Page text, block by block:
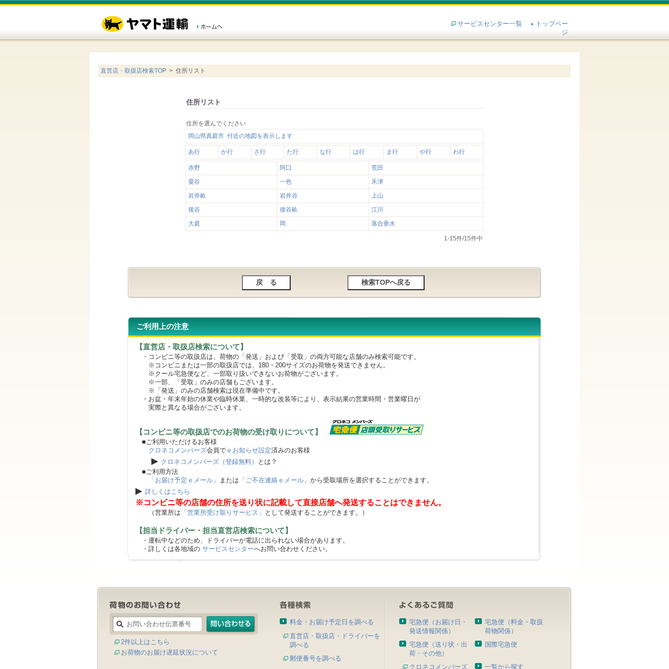
サービスセンター一覧
トップペー
ジ
直営店・取扱店検索TOP > 住所リスト
住所リスト
住所を選んでください
岡山県真庭市 付近の地図を表示します
あ行 か行 さ行 た行 な行 は行 ま行 や行 わ行
赤野 阿口
荒田
粟谷
一色
禾津
岩井畝
岩井谷
上山
後谷
後谷畝
江川
大庭
岡 落合垂水
1-15件/15件中
ご利用上の注意
【直営店・取扱店検索について】
・コンビニ等の取扱店は、荷物の「発送」および「受取」の両方可能な店舗のみ検索可能です。
※コンビニまたは一部の取扱店では、180・200サイズのお荷物を発送できません。
※クール宅急便など、一部取り扱いできないお荷物がございます。
※一部、「受取」のみの店舗もございます。
※「発送」のみの店舗検索は現在準備中です。
・お盆・年末年始の休業や臨時休業、一時的な改装等により、表示結果の営業時間・営業曜日が
実際と異なる場合がございます。
【コンビニ等の取扱店でのお荷物の受け取りについて】
■ご利用いただけるお客様
クロネコメンバーズ会員で ｅお知らせ設定済みのお客様
▶ クロネコメンバーズ（登録無料）
とは？
■ご利用方法
「お届け予定ｅメール」 または 「ご不在連絡ｅメール」 から受取場所を選択することができます。
▶ 詳しくはこちら
※コンビニ等の店舗の住所を送り状に記載して直接店舗へ発送することはできません。
（営業所は 「営業所受け取りサービス」 として発送することができます。）
【担当ドライバー・担当直営店検索について】
・運転中などのため、ドライバーが電話に出られない場合があります。
・詳しくは各地域の サービスセンターへお問い合わせください。
2件以上はこちら
お荷物のお届け遅延状況について
料金・お届け予定日を調べる
直営店・取扱店・ドライバーを
調べる
郵便番号を調べる
宅急便（お届け日・
発送情報関係）
宅急便（料金・取扱
荷物関係）
宅急便（送り状・出
荷・その他）
国際宅急便
クロネコメンバーズ 一覧から探す